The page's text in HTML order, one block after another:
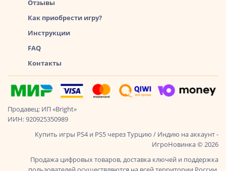
Отзывы
Как приобрести игру?
Инструкции
FAQ
Контакты
Продавец: ИП «Bright»
ИИН: 920925350989
Купить игры PS4 и PS5 через Турцию / Индию на аккаунт -
ИгроНовинка © 2026
Продажа цифровых товаров, доставка ключей и поддержка